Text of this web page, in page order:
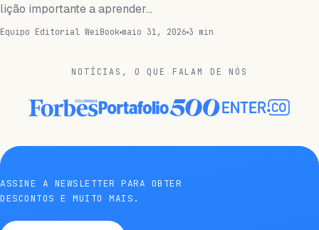
lição importante a aprender…
Equipo Editorial WeiBook maio 31, 2026 3 min
NOTÍCIAS, O QUE FALAM DE NÓS
ASSINE A NEWSLETTER PARA OBTER
DESCONTOS E MUITO MAIS.